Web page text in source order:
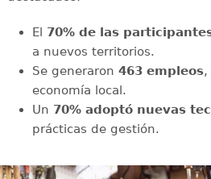
El 70% de las
a nuevos territorios.
Se generaron 463 empleos,
economía local.
Un 70% adoptó nuevas
prácticas de gestión.